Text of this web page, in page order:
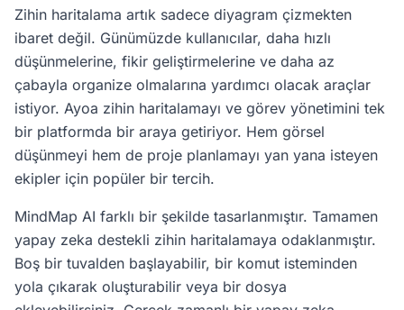
Zihin haritalama artık sadece diyagram çizmekten
ibaret değil. Günümüzde kullanıcılar, daha hızlı
düşünmelerine, fikir geliştirmelerine ve daha az
çabayla organize olmalarına yardımcı olacak araçlar
istiyor. Ayoa zihin haritalamayı ve görev yönetimini tek
bir platformda bir araya getiriyor. Hem görsel
düşünmeyi hem de proje planlamayı yan yana isteyen
ekipler için popüler bir tercih.
MindMap AI farklı bir şekilde tasarlanmıştır. Tamamen
yapay zeka destekli zihin haritalamaya odaklanmıştır.
Boş bir tuvalden başlayabilir, bir komut isteminden
yola çıkarak oluşturabilir veya bir dosya